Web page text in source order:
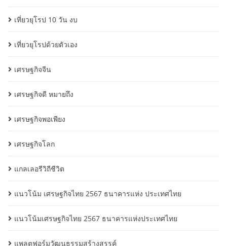
เที่ยวยุโรป 10 วัน งบ
เที่ยวยุโรปด้วยตัวเอง
เศรษฐกิจจีน
เศรษฐกิจดี หมายถึง
เศรษฐกิจพอเพียง
เศรษฐกิจโลก
แกลเลอรีวิถีชีวิต
แนวโน้ม เศรษฐกิจไทย 2567 ธนาคารแห่ง ประเทศไทย
แนวโน้มเศรษฐกิจไทย 2567 ธนาคารแห่งประเทศไทย
แพลตฟอร์มวัฒนธรรมสร้างสรรค์